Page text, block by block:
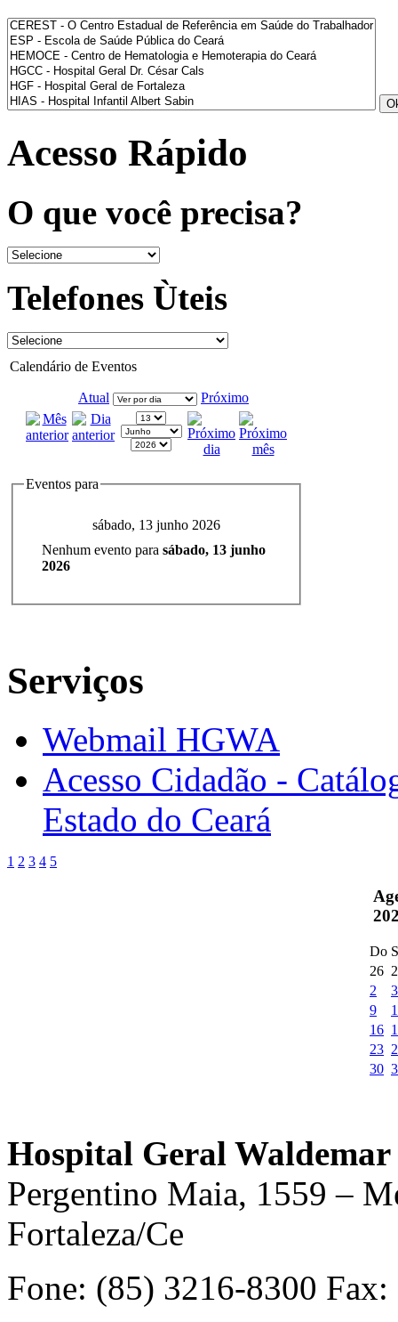
Acesso Rápido
O que você precisa?
Telefones Ùteis
Calendário de Eventos
Atual Próximo
Eventos para
sábado, 13 junho 2026
Nenhum evento para sábado, 13 junho
2026
Serviços
Webmail HGWA
Acesso Cidadão -
Estado do Ceará
1 2 3 4 5
Do
26
2
3
9
16
23
30
Hospital Geral
Pergentino Maia, 1559 –
Fortaleza/Ce
Fone: (85) 3216-8300